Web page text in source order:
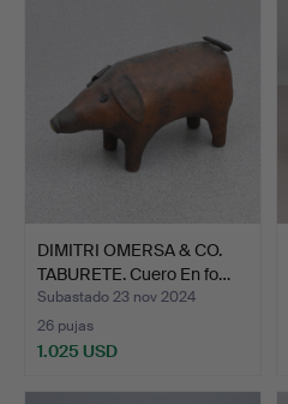
DIMITRI OMERSA & CO.
TABURETE. Cuero En fo…
Subastado 23 nov 2024
26 pujas
1.025 USD